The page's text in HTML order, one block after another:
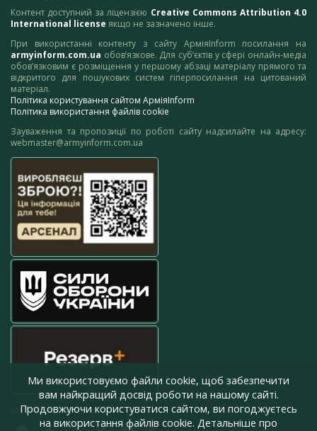
Контент доступний за ліцензією Creative Commons Attribution 4.0
International license якщо не зазначено інше.
При використанні контенту з сайту АрміяInform посилання на
armyinform.com.ua обов’язкове. Для суб’єктів у сфері онлайн-медіа
обов’язковим є розміщення у першому абзаці матеріалу прямого та
відкритого для пошукових систем гіперпосилання на цитований
матеріал.
Політика користування сайтом АрміяInform
Політика використання файлів cookie
Зауваження та пропозиції по роботі сайту надсилайте на адресу:
webmaster@armyinform.com.ua
press@armyinform.com.ua
Ми використовуємо файли cookie, щоб забезпечити
вам найкращий досвід роботи на нашому сайті.
Продовжуючи користуватися сайтом, ви погоджуєтесь
на використання файлів cookie. Детальніше про